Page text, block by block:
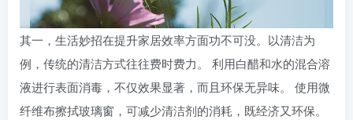
其一，生活妙招在提升家居效率方面功不可没。以清洁为
例，传统的清洁方式往往费时费力。 利用白醋和水的混合溶
液进行表面消毒，不仅效果显著，而且环保无异味。 使用微
纤维布擦拭玻璃窗，可减少清洁剂的消耗，既经济又环保。